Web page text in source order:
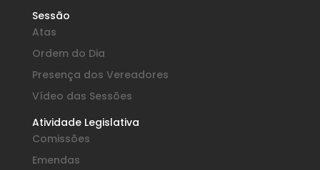
Sessão
Atas
Ordem do Dia
Presença dos Vereadores
Vídeo das Sessões
Atividade Legislativa
Comissões
Emendas